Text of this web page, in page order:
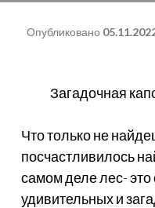
Опубликовано
Загадочная
Что только не
посчастливилось
самом деле лес-
удивительных и